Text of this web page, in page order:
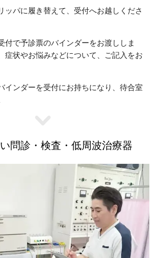
ッパに履き替えて、受付へお越しくださ
付で予診票のバインダーをお渡ししま
症状やお悩みなどについて、ご記入をお
インダーを受付にお持ちになり、待合室
問診・検査・低周波治療器